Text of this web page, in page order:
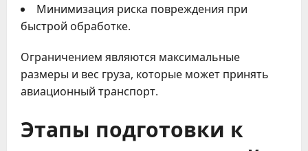
Минимизация риска повреждения при
быстрой обработке.
Ограничением являются максимальные
размеры и вес груза, которые может принять
авиационный транспорт.
Этапы подготовки к